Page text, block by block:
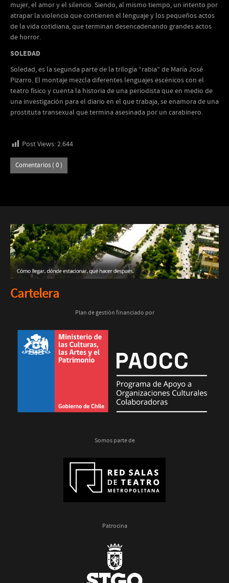
mujer, el amor y el silencio. Siendo, al mismo tiempo, un intento por
atrapar la violencia que contienen el lenguaje y los pequeños actos
de la vida cotidiana, que terminan desencadenando grandes actos
de horror.
SOLEDAD
Soledad, es la segunda parte de la trilogía “rabia” de María José
Pizarro. El montaje mezcla diferentes lenguajes escénicos con el
teatro físico y cuenta la historia de una periodista que en medio de
una investigación para el diario en el que trabaja, se enamora de una
prostituta transexual que termina asesinada por un carabinero.
Post Views:2.644
Comentarios ( 0 )
Cartelera
Plan de gestión financiado por
Somos parte de
Patrocina